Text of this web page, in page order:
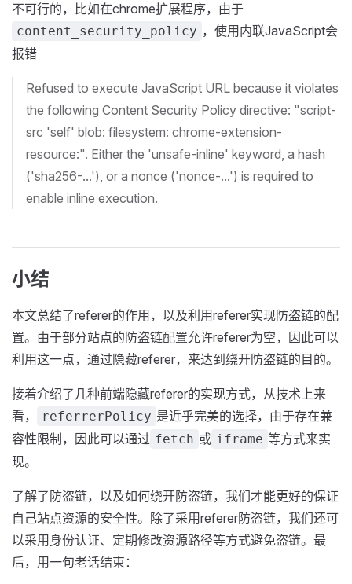
不可行的，比如在chrome扩展程序，由于
content_security_policy ，使用内联JavaScript会
报错
Refused to execute JavaScript URL because it violates
the following Content Security Policy directive: "script-
src 'self' blob: filesystem: chrome-extension-
resource:". Either the 'unsafe-inline' keyword, a hash
('sha256-...'), or a nonce ('nonce-...') is required to
enable inline execution.
小结
本文总结了referer的作用，以及利用referer实现防盗链的配
置。由于部分站点的防盗链配置允许referer为空，因此可以
利用这一点，通过隐藏referer，来达到绕开防盗链的目的。
接着介绍了几种前端隐藏referer的实现方式，从技术上来
看，
referrerPolicy 是近乎完美的选择，由于存在兼
容性限制，因此可以通过 fetch 或 iframe 等方式来实
现。
了解了防盗链，以及如何绕开防盗链，我们才能更好的保证
自己站点资源的安全性。除了采用referer防盗链，我们还可
以采用身份认证、定期修改资源路径等方式避免盗链。最
后，用一句老话结束：